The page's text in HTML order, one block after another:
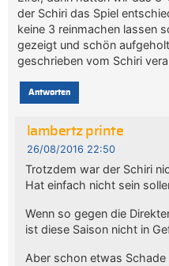
der Schiri das Spiel
keine 3 reinmachen lassen
gezeigt und schön
geschrieben vom Schiri
Antworten
lambertz printe
26/08/2016 22:50
Trotzdem war der Schiri
Hat einfach nicht sein
Wenn so gegen die
ist diese Saison nicht in
Aber schon etwas